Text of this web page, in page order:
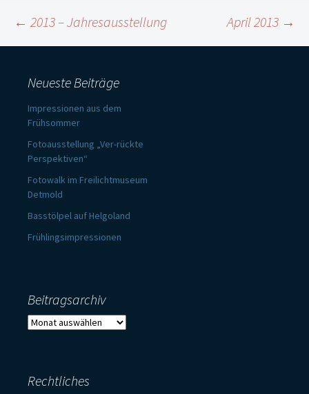
Beitragsnavigation
← 2013 – Jahresausstellung April 2013 →
Neueste Beiträge
Impressionen aus dem
Frühsommer
Fotoausstellung „Ver-rückte
Perspektiven“
Fotowalk im Freilichtmuseum
Detmold
Basstölpel auf Helgoland
Frühlingsimpressionen
Beitragsarchiv
Beitragsarchiv
Rechtliches